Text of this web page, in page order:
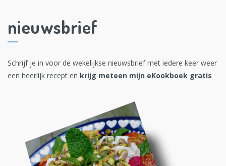
nieuwsbrief
Schrijf je in voor de wekelijkse nieuwsbrief met iedere keer weer
een heerlijk recept en krijg meteen mijn eKookboek gratis